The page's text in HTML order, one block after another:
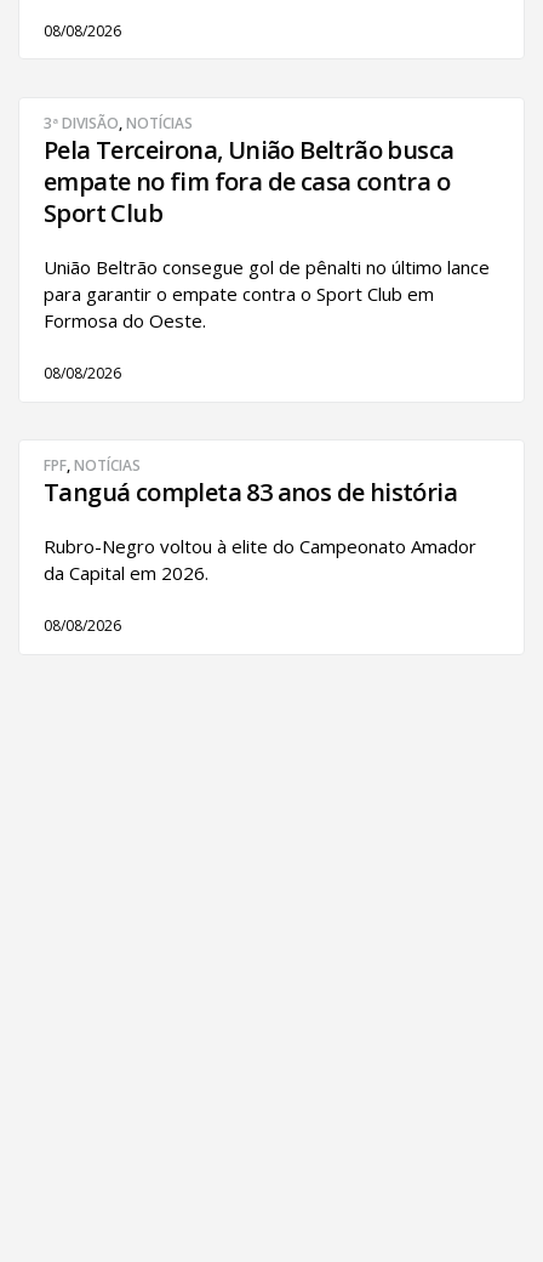
08/08/2026
3ª DIVISÃO,NOTÍCIAS
Pela Terceirona, União Beltrão busca
empate no fim fora de casa contra o
Sport Club
União Beltrão consegue gol de pênalti no último lance
para garantir o empate contra o Sport Club em
Formosa do Oeste.
08/08/2026
FPF,NOTÍCIAS
Tanguá completa 83 anos de história
Rubro-Negro voltou à elite do Campeonato Amador
da Capital em 2026.
08/08/2026